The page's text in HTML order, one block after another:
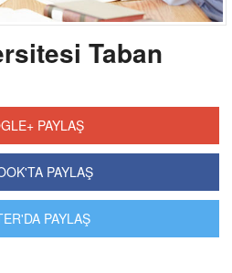
Taban
PAYLAŞ
PAYLAŞ
PAYLAŞ